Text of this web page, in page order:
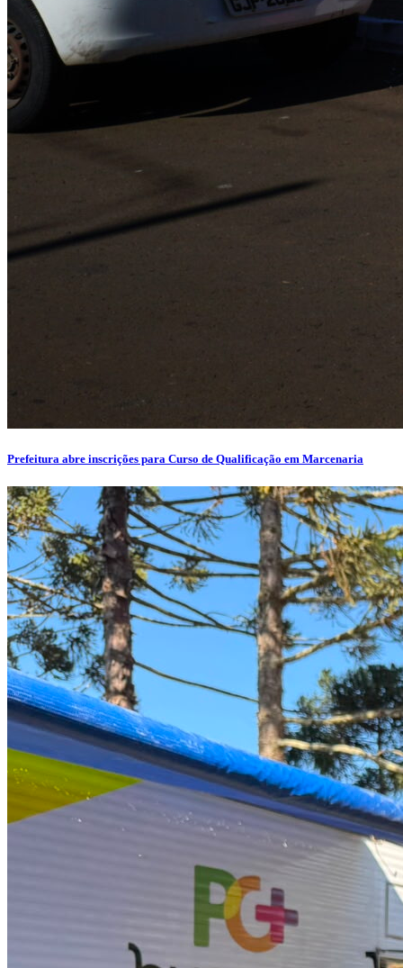
Prefeitura abre inscrições para Curso de Qualificação em Marcenaria